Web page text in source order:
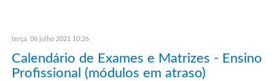
terça, 06 julho 2021 10:26
Calendário de Exames e Matrizes - Ensino
Profissional (módulos em atraso)